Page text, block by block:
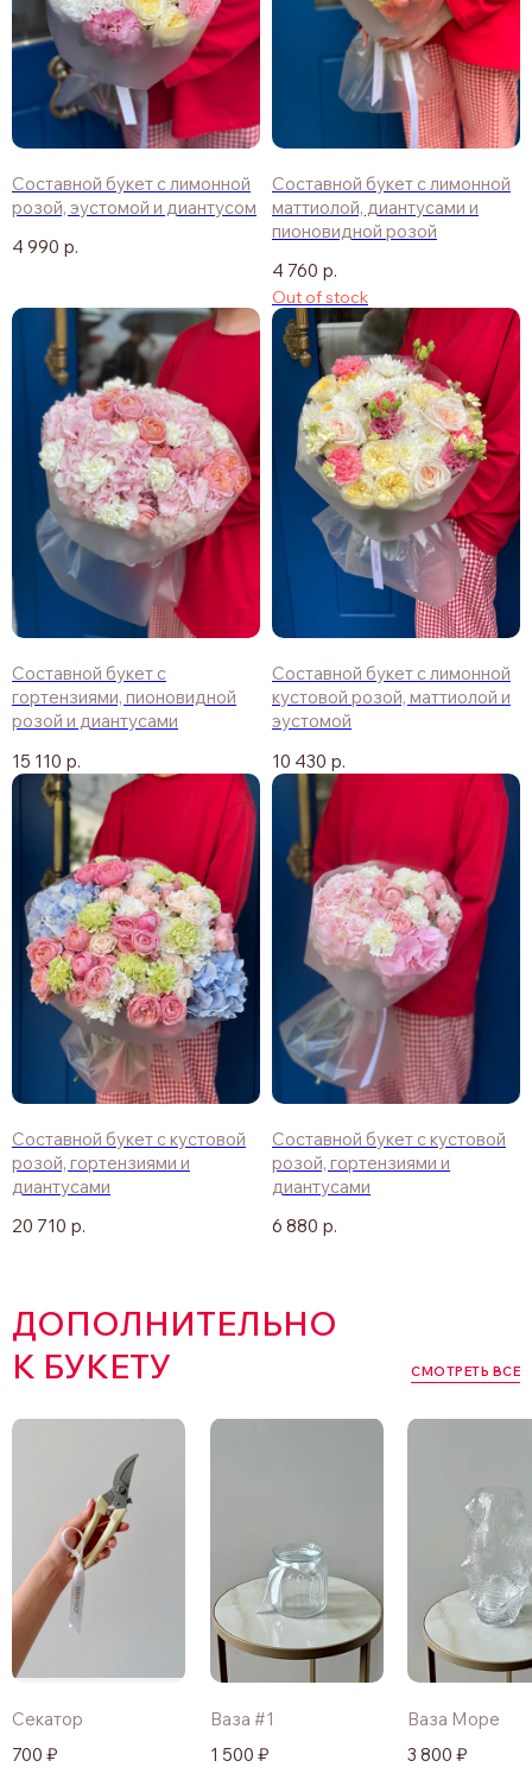
Составной букет с лимонной
розой, эустомой и диантусом
4 990 р.
Составной букет с лимонной
маттиолой, диантусами и
пионовидной розой
4 760 р.
Out of stock
Составной букет с
гортензиями, пионовидной
розой и диантусами
15 110 р.
Составной букет с лимонной
кустовой розой, маттиолой и
эустомой
10 430 р.
Составной букет с кустовой
розой, гортензиями и
диантусами
20 710 р.
Составной букет с кустовой
розой, гортензиями и
диантусами
6 880 р.
ДОПОЛНИТЕЛЬНО
К БУКЕТУ
СМОТРЕТЬ ВСЕ
1 500 ₽
Ваза #1
3 800 ₽
Ваза Море
700 ₽
Секатор